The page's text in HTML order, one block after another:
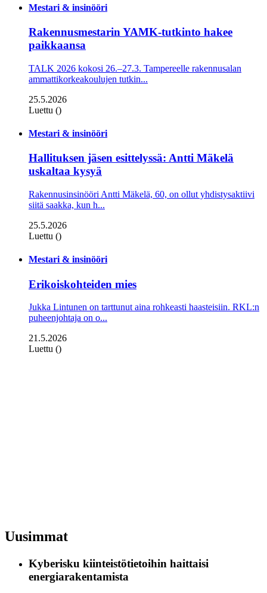
Mestari & insinööri
Rakennusmestarin YAMK-tutkinto hakee
paikkaansa
TALK 2026 kokosi 26.–27.3. Tampereelle rakennusalan
ammattikorkeakoulujen tutkin...
25.5.2026
Luettu ()
Mestari & insinööri
Hallituksen jäsen esittelyssä: Antti Mäkelä
uskaltaa kysyä
Rakennusinsinööri Antti Mäkelä, 60, on ollut yhdistysaktiivi
siitä saakka, kun h...
25.5.2026
Luettu ()
Mestari & insinööri
Erikoiskohteiden mies
Jukka Lintunen on tarttunut aina rohkeasti haasteisiin. RKL:n
puheenjohtaja on o...
21.5.2026
Luettu ()
Uusimmat
Kyberisku kiinteistötietoihin haittaisi
energiarakentamista